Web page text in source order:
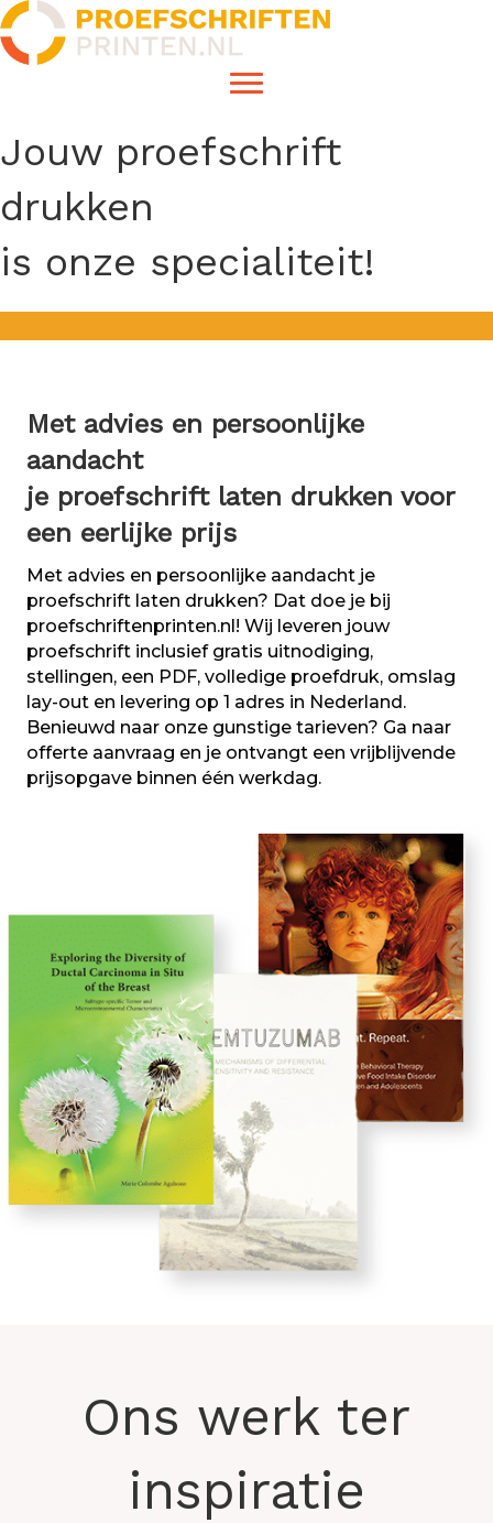
Jouw proefschrift
drukken
is onze specialiteit!
Met advies en persoonlijke
aandacht
je proefschrift laten drukken voor
een eerlijke prijs
Met advies en persoonlijke aandacht je
proefschrift laten drukken? Dat doe je bij
proefschriftenprinten.nl! Wij leveren jouw
proefschrift inclusief gratis uitnodiging,
stellingen, een PDF, volledige proefdruk, omslag
lay-out en levering op 1 adres in Nederland.
Benieuwd naar onze gunstige tarieven? Ga naar
offerte aanvraag en je ontvangt een vrijblijvende
prijsopgave binnen één werkdag.
Ons werk ter
inspiratie